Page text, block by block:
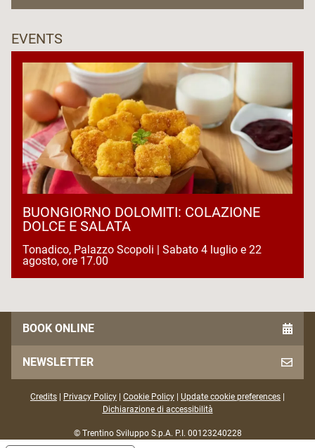
EVENTS
BUONGIORNO DOLOMITI: COLAZIONE
DOLCE E SALATA
Tonadico, Palazzo Scopoli | Sabato 4 luglio e 22
agosto, ore 17.00
BOOK ONLINE
NEWSLETTER
Credits Privacy Policy Cookie Policy Update cookie preferences
Dichiarazione di accessibilità
© Trentino Sviluppo S.p.A. P.I. 00123240228